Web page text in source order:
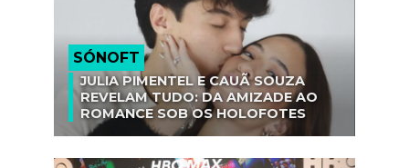
SÓNOFT
JULIA PIMENTEL E CAUÃ SOUZA
REVELAM TUDO: DA AMIZADE AO
ROMANCE SOB OS HOLOFOTES